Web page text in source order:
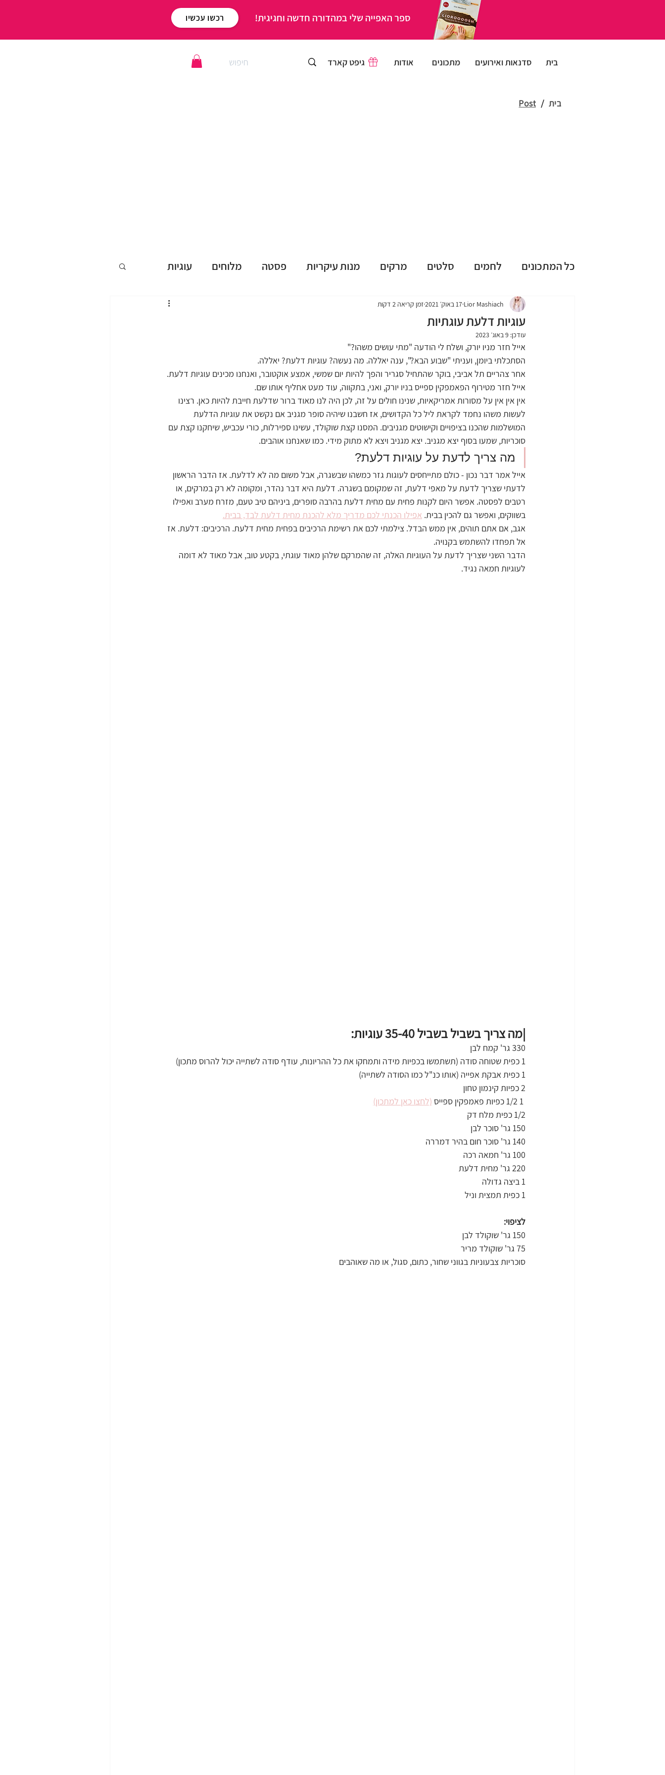
רכשו עכשיו ספר האפייה שלי במהדורה חדשה וחגיגית!
גיפט קארד אודות מתכונים סדנאות ואירועים בית
בית /
Post
כל המתכונים לחמים סלטים מרקים מנות עיקריות פסטה מלוחים עוגיות
עוגות שמרים עוגות בחושות פאי וטארט ללא אפייה
ללא גלוטן ללא מיקסר נומה טבעוני
טיפים וציוד למטבח חגי תשרי חנוכה פורים פסח יום העצמאות
מתכונים אהובים
עוגיות דלעת עוגתיות
Lior Mashiach 17 באוק׳ 2021 זמן קריאה 2 דקות
עודכן: 9 באוג׳ 2023
אייל חזר מניו יורק, ושלח לי הודעה "מתי עושים משהו?"
הסתכלתי ביומן, ועניתי "שבוע הבא?", ענה יאללה. מה נעשה? עוגיות דלעת? יאללה.
אחר צהריים תל אביבי, בוקר שהתחיל סגריר והפך להיות יום שמשי, אמצע אוקטובר, ואנחנו מכינים עוגיות דלעת.
אייל חזר מטירוף הפאמפקין ספייס בניו יורק, ואני, בתקווה, עוד מעט אחליף אותו שם.
אין אין אין על מסורות אמריקאיות, שנינו חולים על זה, לכן היה לנו מאוד ברור שדלעת חייבת להיות כאן. רצינו
לעשות משהו נחמד לקראת ליל כל הקדושים, אז חשבנו שיהיה סופר מגניב אם נקשט את עוגיות הדלעת
המושלמות שהכנו בציפויים וקישוטים מגניבים. המסנו קצת שוקולד, עשינו ספירלות, כורי עכביש, שיחקנו קצת עם
סוכריות, שמעו בסוף יצא מגניב. יצא מגניב ויצא לא מתוק מידי. כמו שאנחנו אוהבים.
מה צריך לדעת על עוגיות דלעת?
אייל אמר דבר נכון - כולם מתייחסים לעוגות גזר כמשהו שבשגרה, אבל משום מה לא לדלעת. אז הדבר הראשון
לדעתי שצריך לדעת על מאפי דלעת, זה שמקומם בשגרה. דלעת היא דבר נהדר, ומקומה לא רק במרקים, או
רטבים לפסטה. אפשר היום לקנות פחית עם מחית דלעת בהרבה סופרים, ביניהם טיב טעם, מזרח מערב ואפילו
בשווקים, ואפשר גם להכין בבית. אפילו הכנתי לכם מדריך מלא להכנת מחית דלעת לבד, בבית.
אגב, אם אתם תוהים, אין ממש הבדל. צילמתי לכם את רשימת הרכיבים בפחית מחית דלעת. הרכיבים: דלעת. אז
אל תפחדו להשתמש בקנויה.
הדבר השני שצריך לדעת על העוגיות האלה, זה שהמרקם שלהן מאוד עוגתי, בקטע טוב, אבל מאוד לא דומה
לעוגיות חמאה נגיד.
|מה צריך בשביל בשביל 35-40 עוגיות:
330 גר' קמח לבן
1 כפית שטוחה סודה (תשתמשו בכפיות מידה ותמחקו את כל ההריונות, עודף סודה לשתייה יכול להרוס מתכון)
1 כפית אבקת אפייה (אותו כנ"ל כמו הסודה לשתייה)
2 כפיות קינמון טחון
(לחצו כאן למתכון)
1/2 כפית מלח דק
150 גר' סוכר לבן
140 גר' סוכר חום בהיר דמררה
100 גר' חמאה רכה
220 גר' מחית דלעת
1 ביצה גדולה
1 כפית תמצית וניל
לציפוי:
150 גר' שוקולד לבן
75 גר' שוקולד מריר
סוכריות צבעוניות בגווני שחור, כתום, סגול, או מה שאוהבים